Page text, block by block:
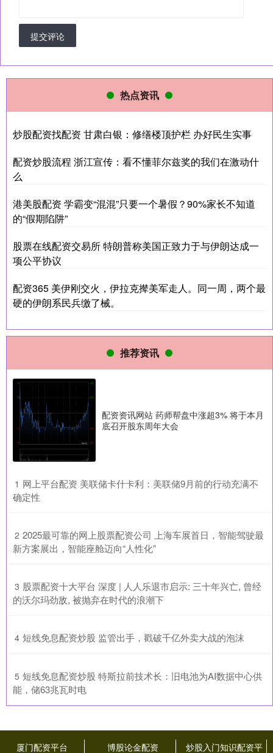
提交评论
热点资讯
炒股配资找配资 甘肃白银：修缮楼顶护栏 办好民生实事
配资炒股流程 浙江宣传：看不懂菲尔兹奖的我们在激动什
么
港美股配资 学霸变“混混”只要一个暑假？90%家长不知道
的“假期陷阱”
股票在线配资交易所 特朗普称美国正致力于与伊朗达成一
项公平协议
配资365 美伊刚交火，伊拉克撵美军走人。同一周，两个最
硬的伊朗系民兵缴了械。
推荐资讯
配资资讯网站 药师帮盘中涨超3% 将于本月
底召开股东周年大会
1 ​网上平台配资 美联储卡什卡利：美联储9月前的行动充满不
确定性
2 ​2025最可靠的网上股票配资公司 上海车展首日，智能驾驶最
新方案展出，智能座舱迈向“人性化”
3 ​股票配资十大平台 深度 | 人人乐退市启示: 三十年兴亡, 曾经
的沃尔玛劲敌, 被抛弃在时代的浪潮下
4 ​短线免息配资炒股 监管出手，戳破千亿外卖大战的泡沫
5 ​短线免息配资炒股 特斯拉前技术长：旧电池为AI数据中心供
能，储63兆瓦时电
厦门配资平台 博股论金配资 炒股入门知识配资平